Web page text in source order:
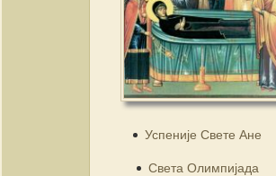
Успеније Свете Ане
Света Олимпијада